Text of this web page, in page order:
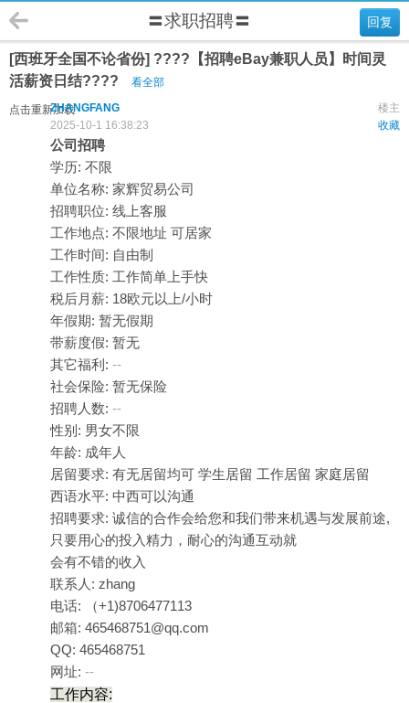
回复
〓求职招聘〓
[西班牙全国不论省份] ????【招聘eBay兼职人员】时间灵
活薪资日结????
看全部
点击重新加载 楼主
ZHANGFANG
收藏
2025-10-1 16:38:23
公司招聘
学历: 不限
单位名称: 家辉贸易公司
招聘职位: 线上客服
工作地点: 不限地址 可居家
工作时间: 自由制
工作性质: 工作简单上手快
税后月薪: 18欧元以上/小时
年假期: 暂无假期
带薪度假: 暂无
其它福利: --
社会保险: 暂无保险
招聘人数: --
性别: 男女不限
年龄: 成年人
居留要求: 有无居留均可 学生居留 工作居留 家庭居留
西语水平: 中西可以沟通
招聘要求: 诚信的合作会给您和我们带来机遇与发展前途,
只要用心的投入精力，耐心的沟通互动就
会有不错的收入
联系人: zhang
电话: （+1)8706477113
邮箱: 465468751@qq.com
QQ: 465468751
网址: --
工作内容: